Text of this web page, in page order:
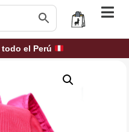
todo el Perú